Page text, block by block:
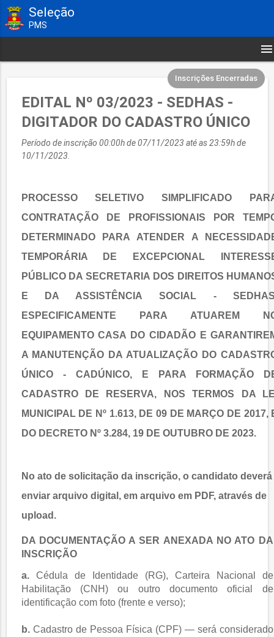
Seleção
PMS
menu
Inscrições Encerradas
EDITAL Nº 03/2023 - SEDHAS -
DIGITADOR DO CADASTRO ÚNICO
Período de inscrição 00:00h de 07/11/2023 até as 23:59h de
10/11/2023.
PROCESSO SELETIVO SIMPLIFICADO
CONTRATAÇÃO DE PROFISSIONAIS POR
DETERMINADO PARA ATENDER A
TEMPORÁRIA DE EXCEPCIONAL
PÚBLICO DA SECRETARIA DOS DIREITOS
E DA ASSISTÊNCIA SOCIAL -
ESPECIFICAMENTE PARA ATUAREM
EQUIPAMENTO CASA DO CIDADÃO E
A MANUTENÇÃO DA ATUALIZAÇÃO DO
ÚNICO - CADÚNICO, E PARA FORMAÇÃO
CADASTRO DE RESERVA, NOS TERMOS DA
MUNICIPAL DE Nº 1.613, DE 09 DE MARÇO DE 2017,
DO DECRETO Nº 3.284, 19 DE OUTUBRO DE 2023.
No ato de solicitação da inscrição, o candidato deverá
enviar arquivo digital, em arquivo em PDF, através de
upload.
DA DOCUMENTAÇÃO A SER ANEXADA NO ATO DA
INSCRIÇÃO
a. Cédula de Identidade (RG), Carteira Nacional de
Habilitação (CNH) ou outro documento oficial de
identificação com foto (frente e verso);
b. Cadastro de Pessoa Física (CPF) — será considerado